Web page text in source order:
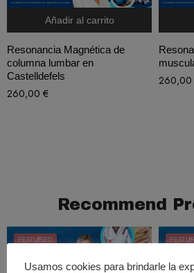
Añadir al carrito
Resonancia Magnética de
columna lumbar en
Castelldefels
260,00 €
260,00
Recommend
FEATURED
Usamos cookies para brindarle la